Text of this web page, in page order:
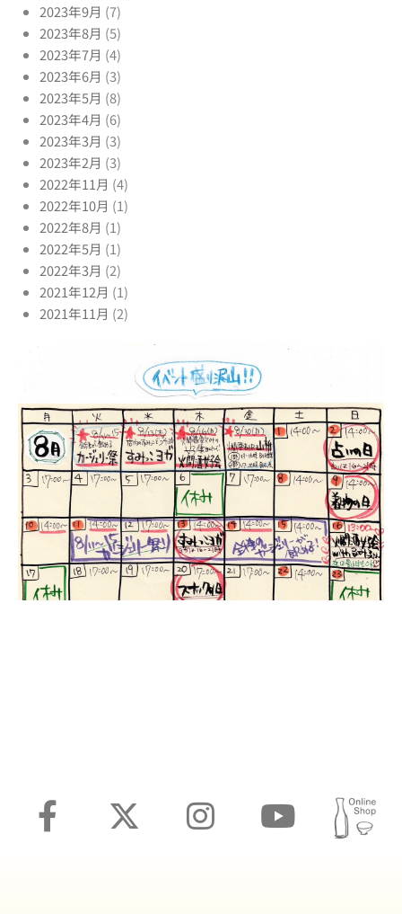
2023年9月 (7)
2023年8月 (5)
2023年7月 (4)
2023年6月 (3)
2023年5月 (8)
2023年4月 (6)
2023年3月 (3)
2023年2月 (3)
2022年11月 (4)
2022年10月 (1)
2022年8月 (1)
2022年5月 (1)
2022年3月 (2)
2021年12月 (1)
2021年11月 (2)